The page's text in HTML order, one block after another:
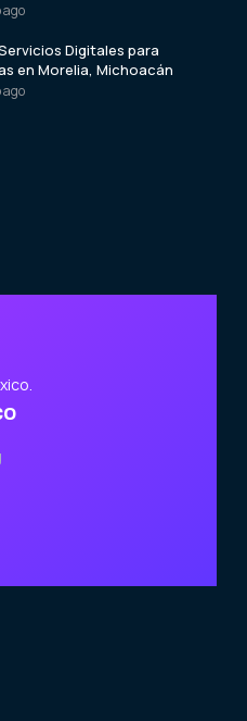
ago
Digitales para
en Morelia, Michoacán
ago